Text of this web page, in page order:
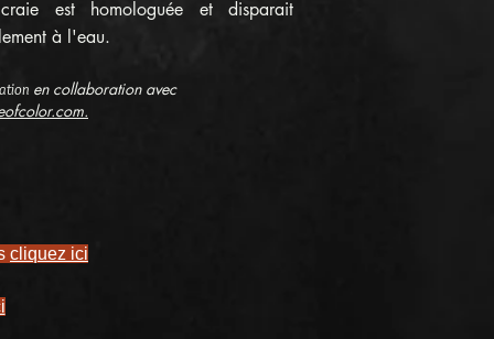
est homologuée et disparait
à l'eau.
encollaboration avec
cliquez ici